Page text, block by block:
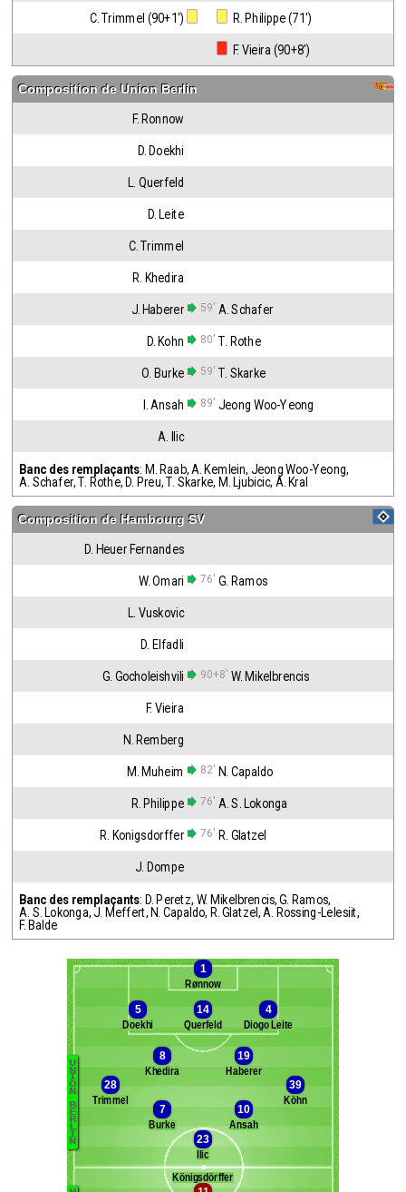
C. Trimmel (90+1') R. Philippe (71')
F. Vieira (90+8')
Composition deUnion Berlin
F. Ronnow
D. Doekhi
L. Querfeld
D. Leite
C. Trimmel
R. Khedira
J. Haberer 59' A. Schafer
D. Kohn 80' T. Rothe
O. Burke 59' T. Skarke
I. Ansah 89' Jeong Woo-Yeong
A. Ilic
Banc des remplaçants: M. Raab, A. Kemlein, Jeong Woo-Yeong,
A. Schafer,T. Rothe, D. Preu,T. Skarke, M. Ljubicic, A. Kral
Composition de Hambourg SV
D. Heuer Fernandes
W. Omari 76' G. Ramos
L. Vuskovic
D. Elfadli
G. Gocholeishvili 90+8' W. Mikelbrencis
F. Vieira
N. Remberg
M. Muheim 82' N. Capaldo
R. Philippe 76' A. S. Lokonga
R. Konigsdorffer 76' R. Glatzel
J. Dompe
Banc des remplaçants: D. Peretz, W. Mikelbrencis,G. Ramos,
A. S. Lokonga,J. Meffert, N. Capaldo, R. Glatzel, A. Rossing-Lelesiit,
F. Balde